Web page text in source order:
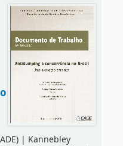
| Kannebley